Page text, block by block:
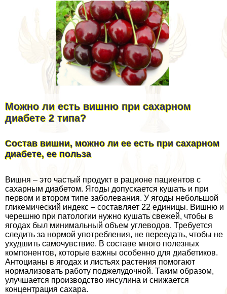
Можно ли есть вишню при сахарном
диабете 2 типа?
Состав вишни, можно ли ее есть при сахарном
диабете, ее польза
Вишня – это частый продукт в рационе пациентов с
сахарным диабетом. Ягоды допускается кушать и при
первом и втором типе заболевания. У ягоды небольшой
гликемический индекс – составляет 22 единицы. Вишню и
черешню при патологии нужно кушать свежей, чтобы в
ягодах был минимальный объем углеводов. Требуется
следить за нормой употрeбления, не переедать, чтобы не
ухудшить самочувствие. В составе много полезных
компонентов, которые важны особенно для диабетиков.
Антоцианы в ягодах и листьях растения помогают
нормализовать работу поджелудочной. Таким образом,
улучшается производство инсулина и снижается
концентрация сахара.